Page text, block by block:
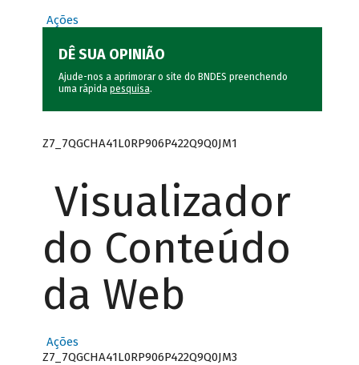
Ações
DÊ SUA OPINIÃO
Ajude-nos a aprimorar o site do BNDES preenchendo
uma rápida pesquisa.
Z7_7QGCHA41L0RP906P422Q9Q0JM1
Visualizador
do Conteúdo
da Web
Ações
Z7_7QGCHA41L0RP906P422Q9Q0JM3